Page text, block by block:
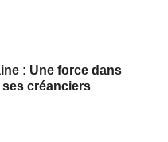
: Une force dans
ses créanciers